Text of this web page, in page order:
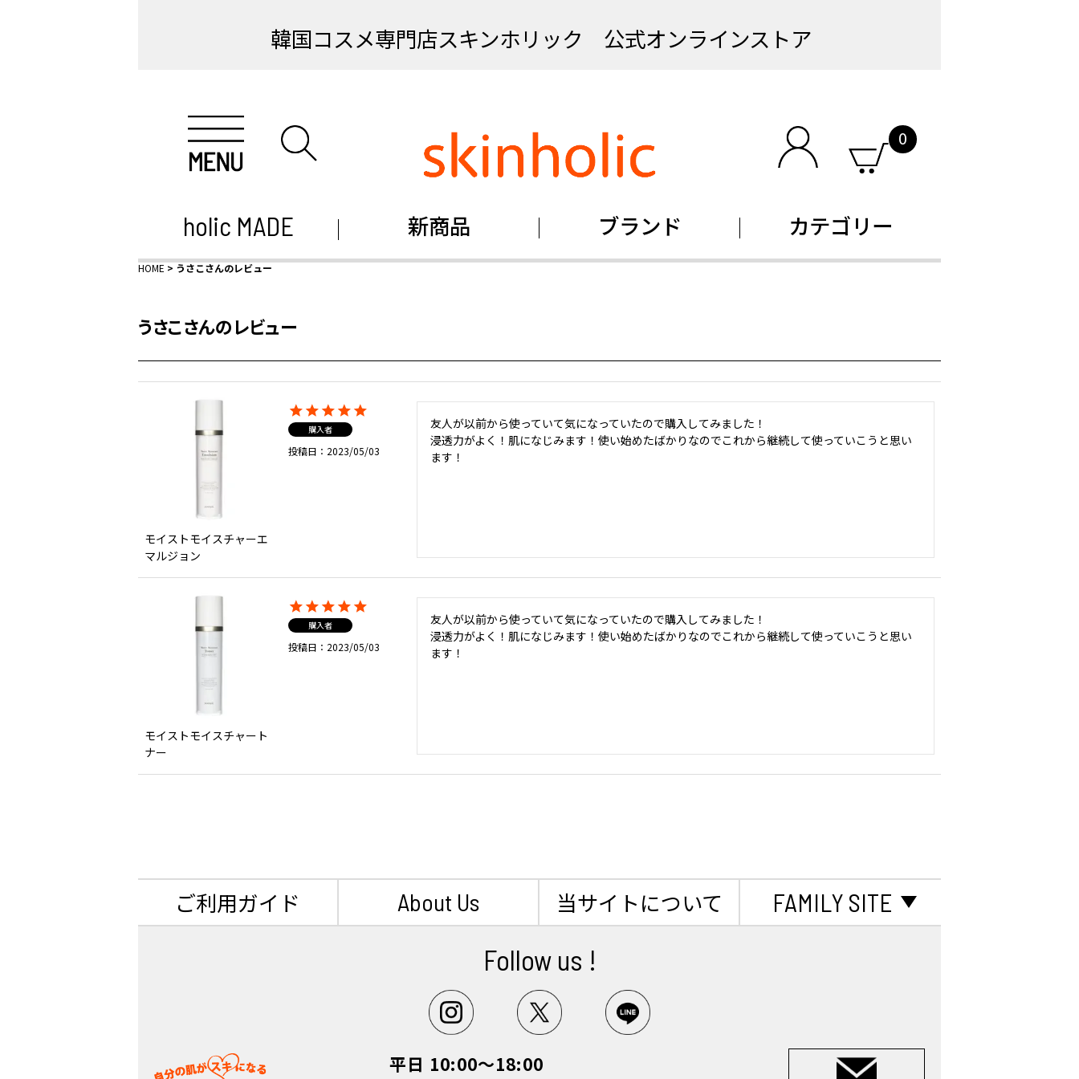
韓国コスメ専門店スキンホリック 公式オンラインストア
0
holic MADE 新商品 ブランド カテゴリー
HOME うさこさんのレビュー
うさこさんのレビュー
モイストモイスチャーエ
マルジョン
購入者
投稿日 2023/05/03
友人が以前から使っていて気になっていたので購入してみました！
浸透力がよく！肌になじみます！使い始めたばかりなのでこれから継続して使っていこうと思い
ます！
モイストモイスチャート
ナー
購入者
投稿日 2023/05/03
友人が以前から使っていて気になっていたので購入してみました！
浸透力がよく！肌になじみます！使い始めたばかりなのでこれから継続して使っていこうと思い
ます！
ご利用ガイド About Us 当サイトについて FAMILY SITE
Follow us !
平日 10:00～18:00